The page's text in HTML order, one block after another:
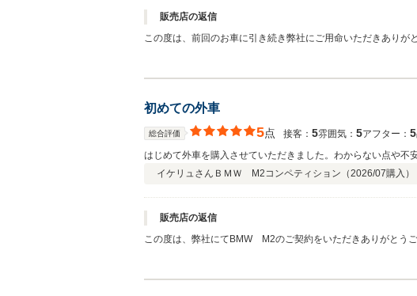
販売店の返信
この度は、前回のお車に引き続き弊社にご用命いただきあり
初めての外車
総合評価 5点 接客： 5雰囲気： 5アフター： 5
はじめて外車を購入させていただきました。わからない点や不
イケリュさん ＢＭＷ M2コンペティション（2026/07購入）
販売店の返信
この度は、弊社にてBMW M2のご契約をいただきありがとう